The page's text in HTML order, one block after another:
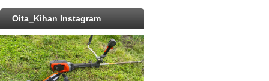
Oita_Kihan Instagram